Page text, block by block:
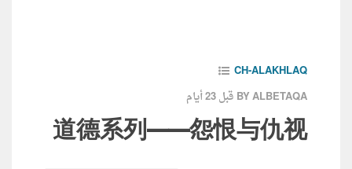
CH-ALAKHLAQ
قبل 23 أيام BY ALBETAQA
道德系列——怨恨与仇视